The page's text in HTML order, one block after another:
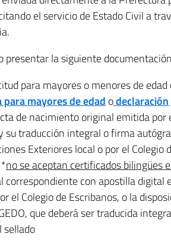
el servicio de Estado Civil a
presentar la siguiente
para mayores o menores de
mayores de edad o
de nacimiento original emitida
su traducción integral o firma
Exteriores local o por el Colegio
no se aceptan certificados bilingües
correspondiente con apostilla
el Colegio de Escribanos, o la
que deberá ser traducida
sellado